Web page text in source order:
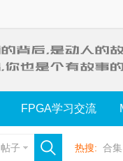
FPGA学习交流
帖子 热搜: 合集